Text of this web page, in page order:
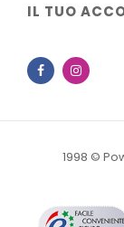
IL TUO
Facebook
1998 ©